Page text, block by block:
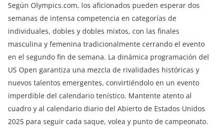
Según Olympics.com, los aficionados pueden esperar dos
semanas de intensa competencia en categorías de
individuales, dobles y dobles mixtos, con las finales
masculina y femenina tradicionalmente cerrando el evento
en el segundo fin de semana. La dinámica programación del
US Open garantiza una mezcla de rivalidades históricas y
nuevos talentos emergentes, convirtiéndolo en un evento
imperdible del calendario tenístico. Mantente atento al
cuadro y al calendario diario del Abierto de Estados Unidos
2025 para seguir cada saque, volea y punto de campeonato.